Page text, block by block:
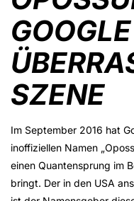
GOOGLE
SZENE
Im September 2016 hat
inoffiziellen Namen
einen Quantensprung im
bringt. Der in den USA